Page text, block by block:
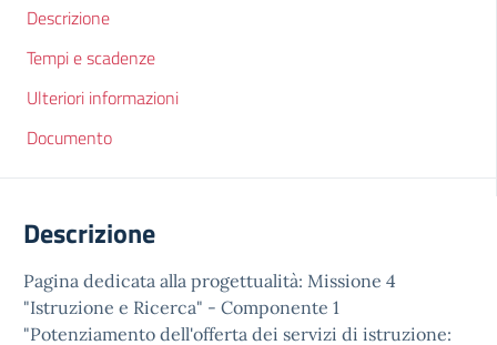
Descrizione
Tempi e scadenze
Ulteriori informazioni
Documento
Descrizione
Pagina dedicata alla progettualità: Missione 4
"Istruzione e Ricerca" - Componente 1
"Potenziamento dell'offerta dei servizi di istruzione: